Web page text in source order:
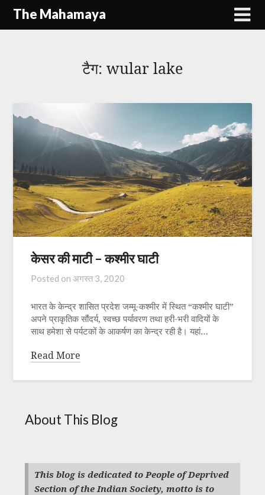
SkipThe Mahamaya
टैग: wular lake
केसर की माटी – कश्मीर घाटी
Posted on अगस्त 3, 2020
भारत के केन्द्र शासित प्रदेश जम्मू-कश्मीर में स्थित “कश्मीर घाटी”
अपने प्राकृतिक सौंदर्य, स्वच्छ पर्यावरण तथा हरी-भरी वादियों के
साथ हमेशा से पर्यटकों के आकर्षण का केन्द्र रही है। यहां…
Read More
About This Blog
This blog is dedicated to People of Deprived
Section of the Indian Society, motto is to